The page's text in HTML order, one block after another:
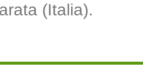
(Italia).